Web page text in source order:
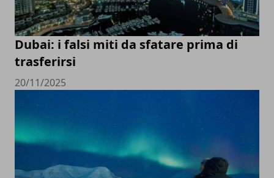
Dubai: i falsi miti da sfatare prima di
trasferirsi
20/11/2025